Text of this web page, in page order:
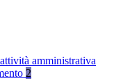
amministrativa
2